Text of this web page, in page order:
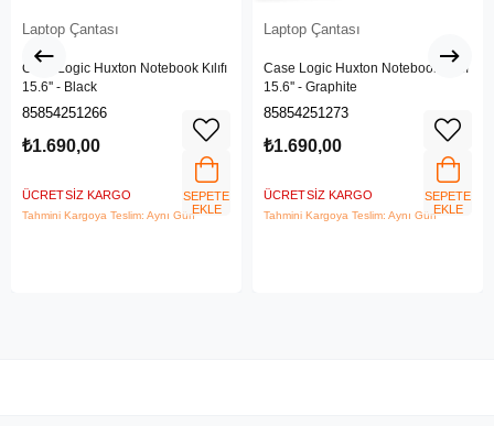
Laptop Çantası
Case Logic Huxton Notebook Kılıfı
15.6'' - Black
85854251266
₺1.690,00
ÜCRETSIZ KARGO
Tahmini Kargoya Teslim: Aynı Gün
SEPETE
EKLE
Laptop Çantası
Case Logic Huxton Notebook Kılıfı
15.6'' - Graphite
85854251273
₺1.690,00
ÜCRETSIZ KARGO
Tahmini Kargoya Teslim: Aynı Gün
SEPETE
EKLE